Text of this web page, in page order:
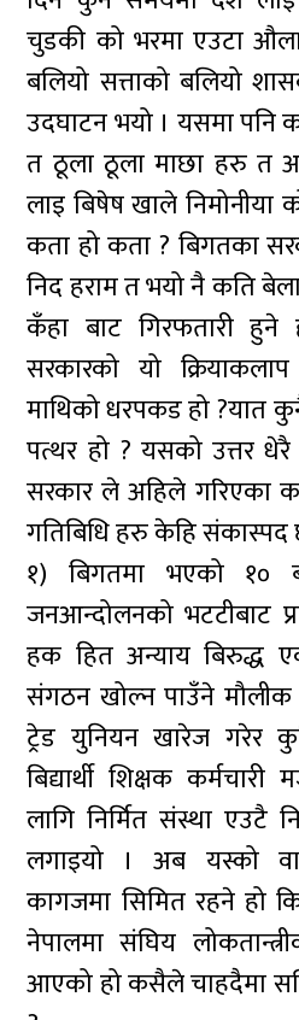
चुडकी को भरमा एउटा
बलियो सत्ताको बलियो
उदघाटन भयो । यसमा पनि
त ठूला ठूला माछा हरु त
लाइ बिषेष खाले निमोनीया
कता हो कता ? बिगतका
निद हराम त भयो नै कति
कँहा बाट गिरफतारी
सरकारको यो
माथिको धरपकड हो ?यात
पत्थर हो ? यसको उत्तर
सरकार ले अहिले गरिएका
गतिबिधि हरु केहि संकास्पद
१) बिगतमा भएको १०
जनआन्दोलनको भटटीबाट
हक हित अन्याय
संगठन खोल्न पाउँने
ट्रेड युनियन खारेज गरेर
बिद्यार्थी शिक्षक
लागि निर्मित संस्था एउटै
लगाइयो । अब यस्को
कागजमा सिमित रहने हो
नेपालमा संघिय
आएको हो कसैले चाहदैमा